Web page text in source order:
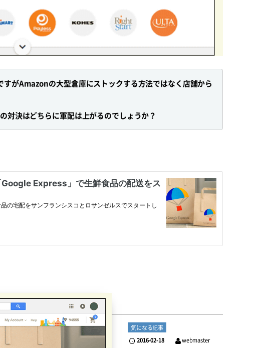
がAmazonの大型倉庫にストックする方法ではなく店舗から
決はどちらに軍配は上がるのでしょうか？
気になる記事
2016-02-18
webmaster